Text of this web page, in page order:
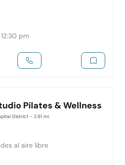
pm
Pilates & Wellness
District - 2.61 mi.
al aire libre